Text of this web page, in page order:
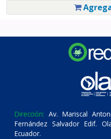
Dirección: Av. Mariscal
Fernández Salvador Edif.
Ecuador.